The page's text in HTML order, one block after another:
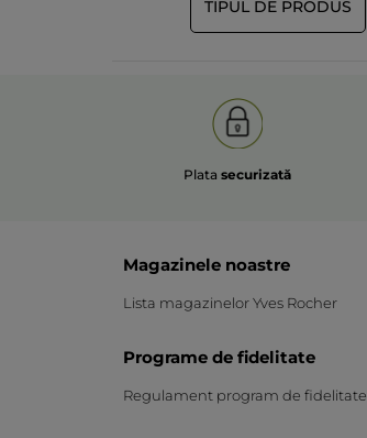
TIPUL DE PRODUS
Plata securizată
Magazinele noastre
Lista magazinelor Yves Rocher
Programe de fidelitate
Regulament program de fidelitate